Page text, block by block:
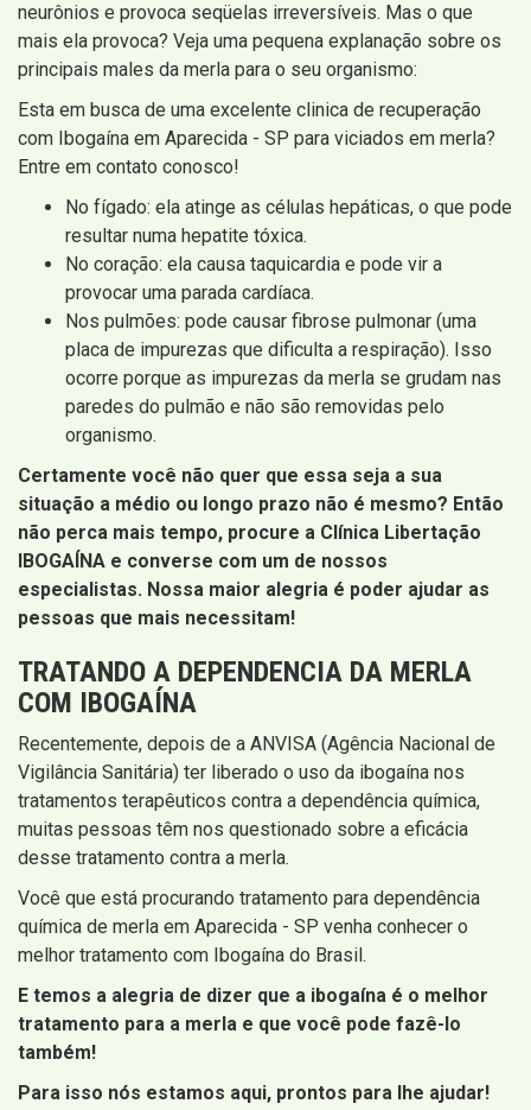
neurônios e provoca seqüelas irreversíveis. Mas o que
mais ela provoca? Veja uma pequena explanação sobre os
principais males da merla para o seu organismo:
Esta em busca de uma excelente clinica de recuperação
com Ibogaína em Aparecida - SP para viciados em merla?
Entre em contato conosco!
No fígado: ela atinge as células hepáticas, o que pode
resultar numa hepatite tóxica.
No coração: ela causa taquicardia e pode vir a
provocar uma parada cardíaca.
Nos pulmões: pode causar fibrose pulmonar (uma
placa de impurezas que dificulta a respiração). Isso
ocorre porque as impurezas da merla se grudam nas
paredes do pulmão e não são removidas pelo
organismo.
Certamente você não quer que essa seja a sua
situação a médio ou longo prazo não é mesmo? Então
não perca mais tempo, procure a Clínica Libertação
IBOGAÍNA e converse com um de nossos
especialistas. Nossa maior alegria é poder ajudar as
pessoas que mais necessitam!
TRATANDO A DEPENDENCIA DA MERLA
COM IBOGAÍNA
Recentemente, depois de a ANVISA (Agência Nacional de
Vigilância Sanitária) ter liberado o uso da ibogaína nos
tratamentos terapêuticos contra a dependência química,
muitas pessoas têm nos questionado sobre a eficácia
desse tratamento contra a merla.
Você que está procurando tratamento para dependência
química de merla em Aparecida - SP venha conhecer o
melhor tratamento com Ibogaína do Brasil.
E temos a alegria de dizer que a ibogaína é o melhor
tratamento para a merla e que você pode fazê-lo
também!
Para isso nós estamos aqui, prontos para lhe ajudar!